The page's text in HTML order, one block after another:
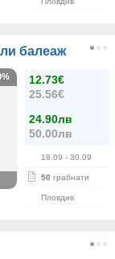
балеаж
12.73€
25.56€
24.90лв
50.00лв
18.09 - 30.09
50 грабнати
Пловдив